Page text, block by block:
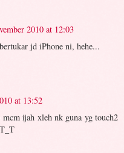
2010 at 12:03
jd iPhone ni, hehe...
at 13:52
ijah xleh nk guna yg touch2